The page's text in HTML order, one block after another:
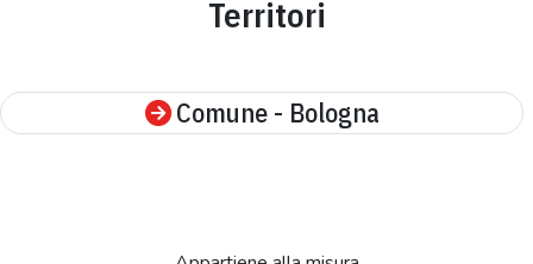
Territori
Comune - Bologna